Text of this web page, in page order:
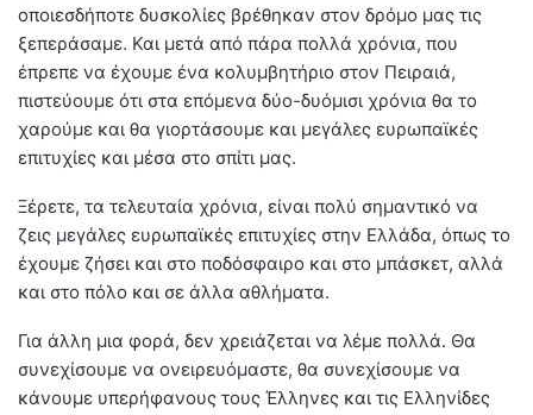
οποιεσδήποτε δυσκολίες βρέθηκαν στον δρόμο μας τις
ξεπεράσαμε. Και μετά από πάρα πολλά χρόνια, που
έπρεπε να έχουμε ένα κολυμβητήριο στον Πειραιά,
πιστεύουμε ότι στα επόμενα δύο-δυόμισι χρόνια θα το
χαρούμε και θα γιορτάσουμε και μεγάλες ευρωπαϊκές
επιτυχίες και μέσα στο σπίτι μας.
Ξέρετε, τα τελευταία χρόνια, είναι πολύ σημαντικό να
ζεις μεγάλες ευρωπαϊκές επιτυχίες στην Ελλάδα, όπως το
έχουμε ζήσει και στο ποδόσφαιρο και στο μπάσκετ, αλλά
και στο πόλο και σε άλλα αθλήματα.
Για άλλη μια φορά, δεν χρειάζεται να λέμε πολλά. Θα
συνεχίσουμε να ονειρευόμαστε, θα συνεχίσουμε να
κάνουμε υπερήφανους τους Έλληνες και τις Ελληνίδες